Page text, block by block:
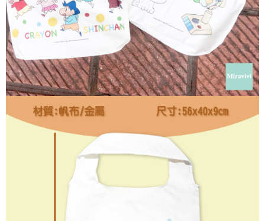
權轉讓予恩沛科技股份有限公司。
２．關於個人資料處理事宜，請瀏覽以下網址：
https://aftee.tw/terms/#terms3
３．未成年的使用者請事先徵得法定代理人或監護人之同意方可使用
「AFTEE先享後付」，若未經同意申辦者引起之損失，本公司不負相關責
任。
４．使用「AFTEE先享後付」時，將依據個別帳號之用戶狀況，依本公司即
時審查核予不同之上限額度；若仍有額度不足之情形，本公司將視審查結果
請求用戶進行身份認證。
恩沛科技股份有限公司將有權停止該用戶之使用額度並採取法律行動。
海外宅配 查看運費